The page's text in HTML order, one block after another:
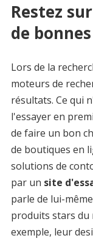
Restez
de
Lors de la
moteurs de
résultats. Ce qui
l'essayer en
de faire un bon
de boutiques en
solutions de
par un site
parle de lui-
produits stars du
exemple, leur